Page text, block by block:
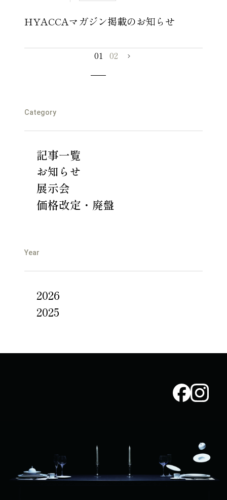
HYACCAマガジン掲載のお知らせ
01 02
Category
記事一覧
お知らせ
展示会
価格改定・廃盤
Year
2026
2025